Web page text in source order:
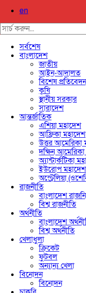
en
সর্বশেষ
বাংলাদেশ
জাতীয়
আইন-আদালত
বিশেষ প্রতিবেদন
কৃষি
স্থানীয় সরকার
সারাদেশ
আন্তর্জাতিক
এশিয়া মহাদেশ
আফ্রিকা মহাদেশ
উত্তর আমেরিকা
দক্ষিন
অ্যান্টার্কটিকা
ইউরোপ মহাদেশ
অস্ট্রেলিয়া
রাজনীতি
বাংলাদেশ
বিশ্ব রাজনীতি
অর্থনীতি
বাংলাদেশ
বিশ্ব অর্থনীতি
খেলাধুলা
ক্রিকেট
ফুটবল
অন্যান্য খেলা
বিনোদন
বিনোদন